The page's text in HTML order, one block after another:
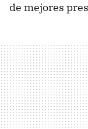
de mejores